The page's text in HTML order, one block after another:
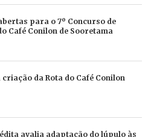
para o 7º Concurso de
Café Conilon de Sooretama
da Rota do Café Conilon
avalia adaptação do lúpulo às